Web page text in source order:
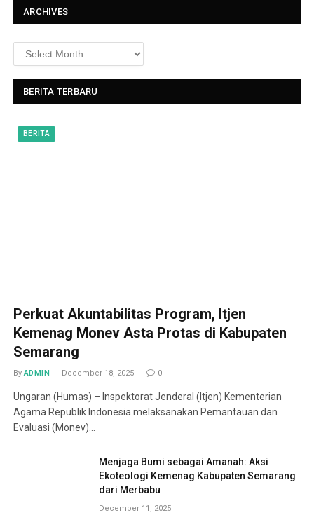
ARCHIVES
BERITA TERBARU
BERITA
Perkuat Akuntabilitas Program, Itjen
Kemenag Monev Asta Protas di Kabupaten
Semarang
By ADMIN December 18, 2025 0
Ungaran (Humas) – Inspektorat Jenderal (Itjen) Kementerian
Agama Republik Indonesia melaksanakan Pemantauan dan
Evaluasi (Monev)…
Menjaga Bumi sebagai Amanah: Aksi
Ekoteologi Kemenag Kabupaten Semarang
dari Merbabu
December 11, 2025